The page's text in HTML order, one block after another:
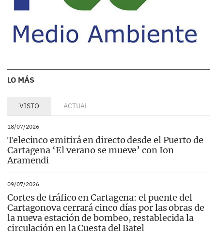
LO MÁS
VISTO ACTUAL
18/07/2026
Telecinco emitirá en directo desde el Puerto de
Cartagena ‘El verano se mueve’ con Ion
Aramendi
09/07/2026
Cortes de tráfico en Cartagena: el puente del
Cartagonova cerrará cinco días por las obras de
la nueva estación de bombeo, restablecida la
circulación en la Cuesta del Batel